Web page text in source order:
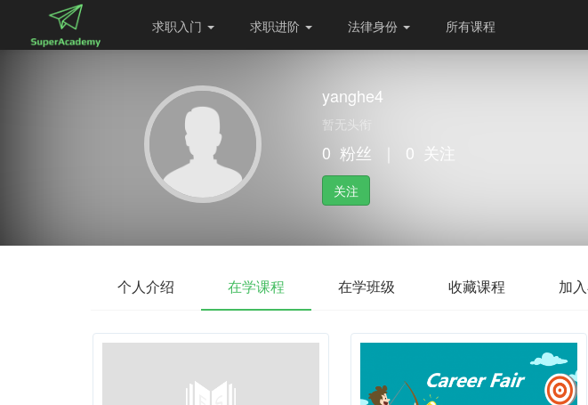
求职入门 求职进阶 法律身份 所有课程
yanghe4
暂无头衔
0 粉丝 0 关注
关注
个人介绍 在学课程 在学班级 收藏课程 加